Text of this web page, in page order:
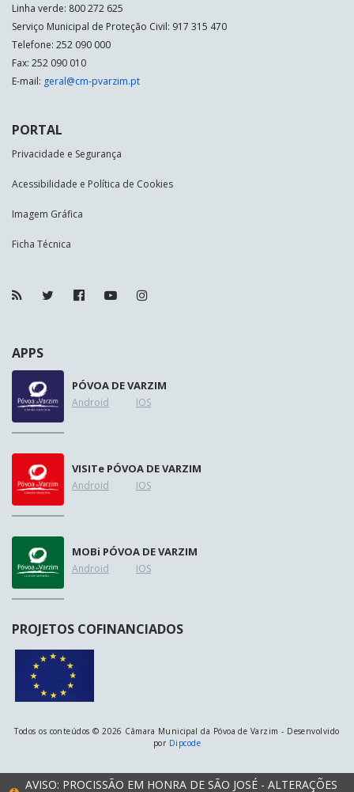
Linha verde: 800 272 625
Serviço Municipal de Proteção Civil: 917 315 470
Telefone: 252 090 000
Fax: 252 090 010
E-mail: geral@cm-pvarzim.pt
PORTAL
Privacidade e Segurança
Acessibilidade e Política de Cookies
Imagem Gráfica
Ficha Técnica
APPS
PÓVOA DE VARZIM
Android IOS
VISITe PÓVOA DE VARZIM
Android IOS
MOBi PÓVOA DE VARZIM
Android IOS
PROJETOS COFINANCIADOS
Todos os conteúdos © 2026 Câmara Municipal da Póvoa de Varzim - Desenvolvido
por Dipcode
AVISO: PROCISSÃO EM HONRA DE SÃO JOSÉ - ALTERAÇÕES